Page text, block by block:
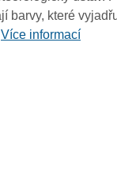
barvy, které
Více informací